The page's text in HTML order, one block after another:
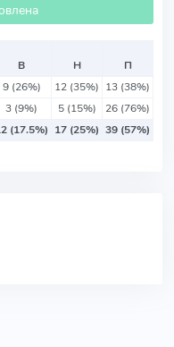
В Н
П
9 (26%) 12 (35%) 13 (38%)
3 (9%) 5 (15%)
26 (76%)
(17.5%) 17 (25%) 39 (57%)